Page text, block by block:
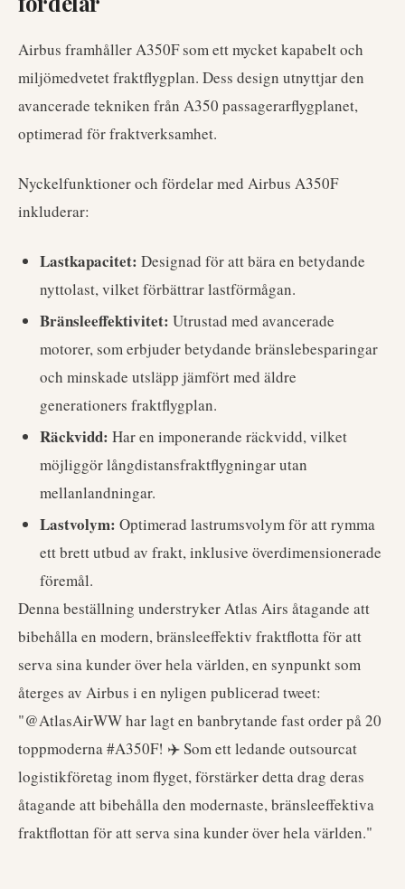
Airbus framhåller A350F som ett mycket kapabelt och
miljömedvetet fraktflygplan. Dess design utnyttjar den
avancerade tekniken från A350 passagerarflygplanet,
optimerad för fraktverksamhet.
Nyckelfunktioner och fördelar med Airbus A350F
inkluderar:
Lastkapacitet: Designad för att bära en betydande
nyttolast, vilket förbättrar lastförmågan.
Bränsleeffektivitet: Utrustad med avancerade
motorer, som erbjuder betydande bränslebesparingar
och minskade utsläpp jämfört med äldre
generationers fraktflygplan.
Räckvidd: Har en imponerande räckvidd, vilket
möjliggör långdistansfraktflygningar utan
mellanlandningar.
Lastvolym: Optimerad lastrumsvolym för att rymma
ett brett utbud av frakt, inklusive överdimensionerade
föremål.
Denna beställning understryker Atlas Airs åtagande att
bibehålla en modern, bränsleeffektiv fraktflotta för att
serva sina kunder över hela världen, en synpunkt som
återges av Airbus i en nyligen publicerad tweet:
"@AtlasAirWW har lagt en banbrytande fast order på 20
toppmoderna #A350F! ✈️ Som ett ledande outsourcat
logistikföretag inom flyget, förstärker detta drag deras
åtagande att bibehålla den modernaste, bränsleeffektiva
fraktflottan för att serva sina kunder över hela världen."